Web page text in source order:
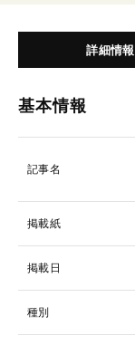
詳細情報
基本情報
記事名
掲載紙
掲載日
種別